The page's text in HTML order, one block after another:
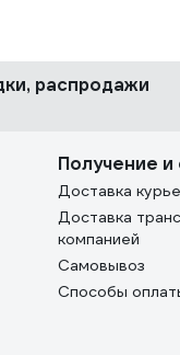
распродажи
Получение и
Доставка
Доставка
компанией
Самовывоз
Способы